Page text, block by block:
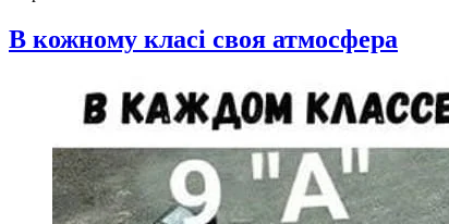
В кожному класі своя атмосфера